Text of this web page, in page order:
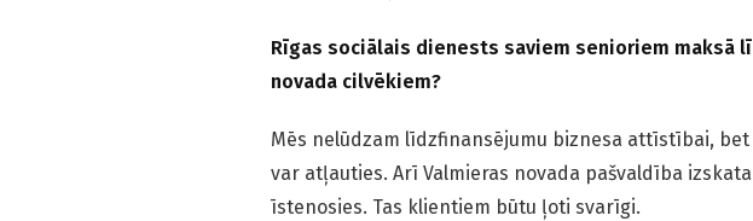
Rīgas sociālais dienests saviem senioriem maksā
novada cilvēkiem?
Mēs nelūdzam līdzfinansējumu biznesa attīstībai,
var atļauties. Arī Valmieras novada pašvaldība
īstenosies. Tas klientiem būtu ļoti svarīgi.